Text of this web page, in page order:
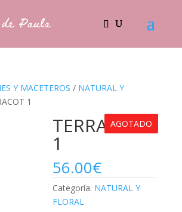
Y MACETEROS / NATURAL Y
1
AGOTADO
TERRACOT
1
56.00€
Categoría: NATURAL Y
FLORAL